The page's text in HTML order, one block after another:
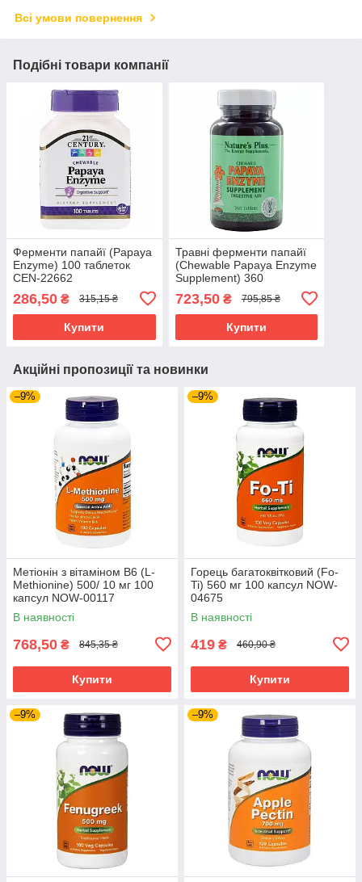
Всі умови повернення
Подібні товари компанії
Ферменти папайї (Papaya
Enzyme) 100 таблеток
CEN-22662
286,50 ₴ 315,15 ₴
Купити
Травні ферменти папайї
(Chewable Papaya Enzyme
Supplement) 360
жувальних таблеток NAP-
04462
723,50₴ 795,85 ₴
Купити
Акційні пропозиції та новинки
–9%
Метіонін з вітаміном В6 (L-
Methionine) 500/ 10 мг 100
капсул NOW-00117
В наявності
768,50 ₴ 845,35 ₴
Купити
–9%
Горець багатоквітковий (Fo-
Ti) 560 мг 100 капсул NOW-
04675
В наявності
419 ₴ 460,90 ₴
Купити
–9% –9%